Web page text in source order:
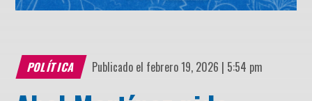
POLÍTICA Publicado el febrero 19, 2026 | 5:54 pm